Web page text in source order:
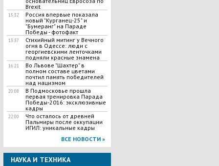
Brexit
15:32
Россия впервые показала
новый "Курганец-25" и
"Бумеранг" на Параде
Победы - фотофакт
13:37
Стихийный митинг у Вечного
огня в Одессе: люди с
георгиевскими ленточками
подняли красные знамена
16:21
Во Львове "Шахтер" в
полном составе цветами
почтил память победителей
над нацизмом
20:08
В Подмосковье прошла
первая тренировка Парада
Победы-2016: эксклюзивные
кадры
22:00
Что осталось от древней
Пальмиры после оккупации
ИГИЛ: уникальные кадры
ВСЕ НОВОСТИ »
НАУКА И ТЕХНИКА